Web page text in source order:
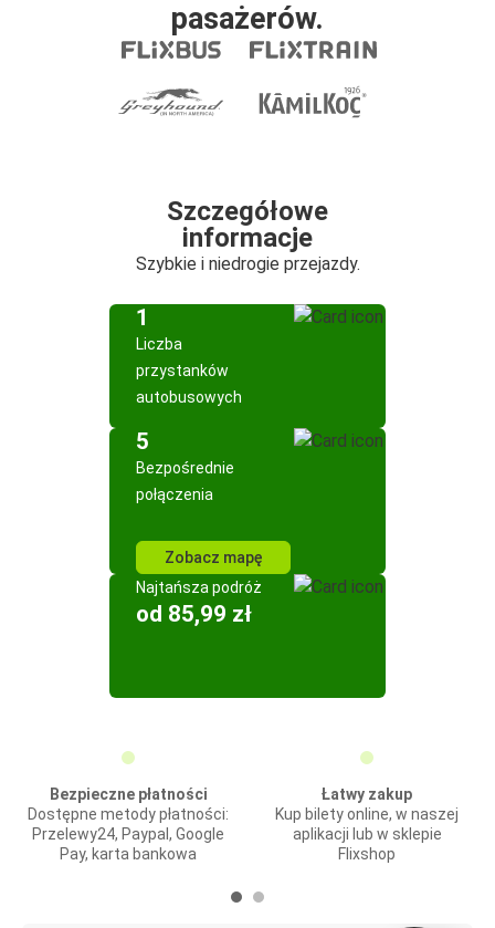
pasażerów.
Szczegółowe
informacje
Szybkie i niedrogie przejazdy.
1
Liczba
przystanków
autobusowych
5
Bezpośrednie
połączenia
Zobacz mapę
Najtańsza podróż
od 85,99 zł
Bezpieczne płatności
Dostępne metody płatności:
Przelewy24, Paypal, Google
Pay, karta bankowa
Łatwy zakup
Kup bilety online, w naszej
aplikacji lub w sklepie
Flixshop